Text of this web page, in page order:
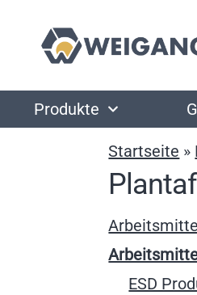
Produkte
Startseite »
ESD